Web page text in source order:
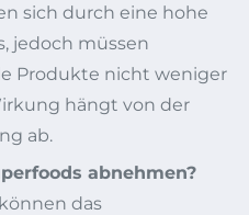
sich durch eine hohe
jedoch müssen
Produkte nicht weniger
hängt von der
ab.
abnehmen?
das